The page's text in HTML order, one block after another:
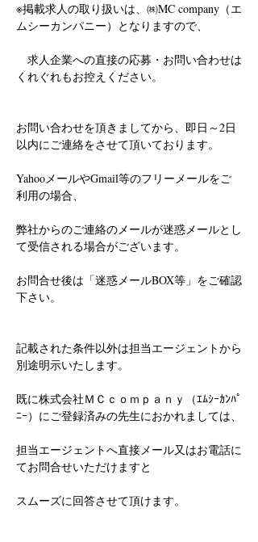
※掲載求人の取り扱いは、㈱MC company（エ
ムシーカンパニー）となりますので、
求人企業への直接の応募・お問い合わせは
くれぐれもお控えください。
お問い合わせを頂きましてから、即日～2日
以内にご連絡をさせて頂いております。
YahooメールやGmail等のフリーメールをご
利用の場合、
弊社からのご連絡のメールが迷惑メールとし
て受信される場合がございます。
お問合せ後は「迷惑メールBOX等」をご確認
下さい。
記載された条件以外は担当エージェントから
別途明示いたします。
既に株式会社ＭＣｃｏｍｐａｎｙ（ｴﾑｼｰｶﾝﾊﾟ
ﾆｰ）にご登録済みの先生におかれましては、
担当エージェントへ直接メール又はお電話に
てお問合せいただけますと
スムーズに回答させて頂けます。